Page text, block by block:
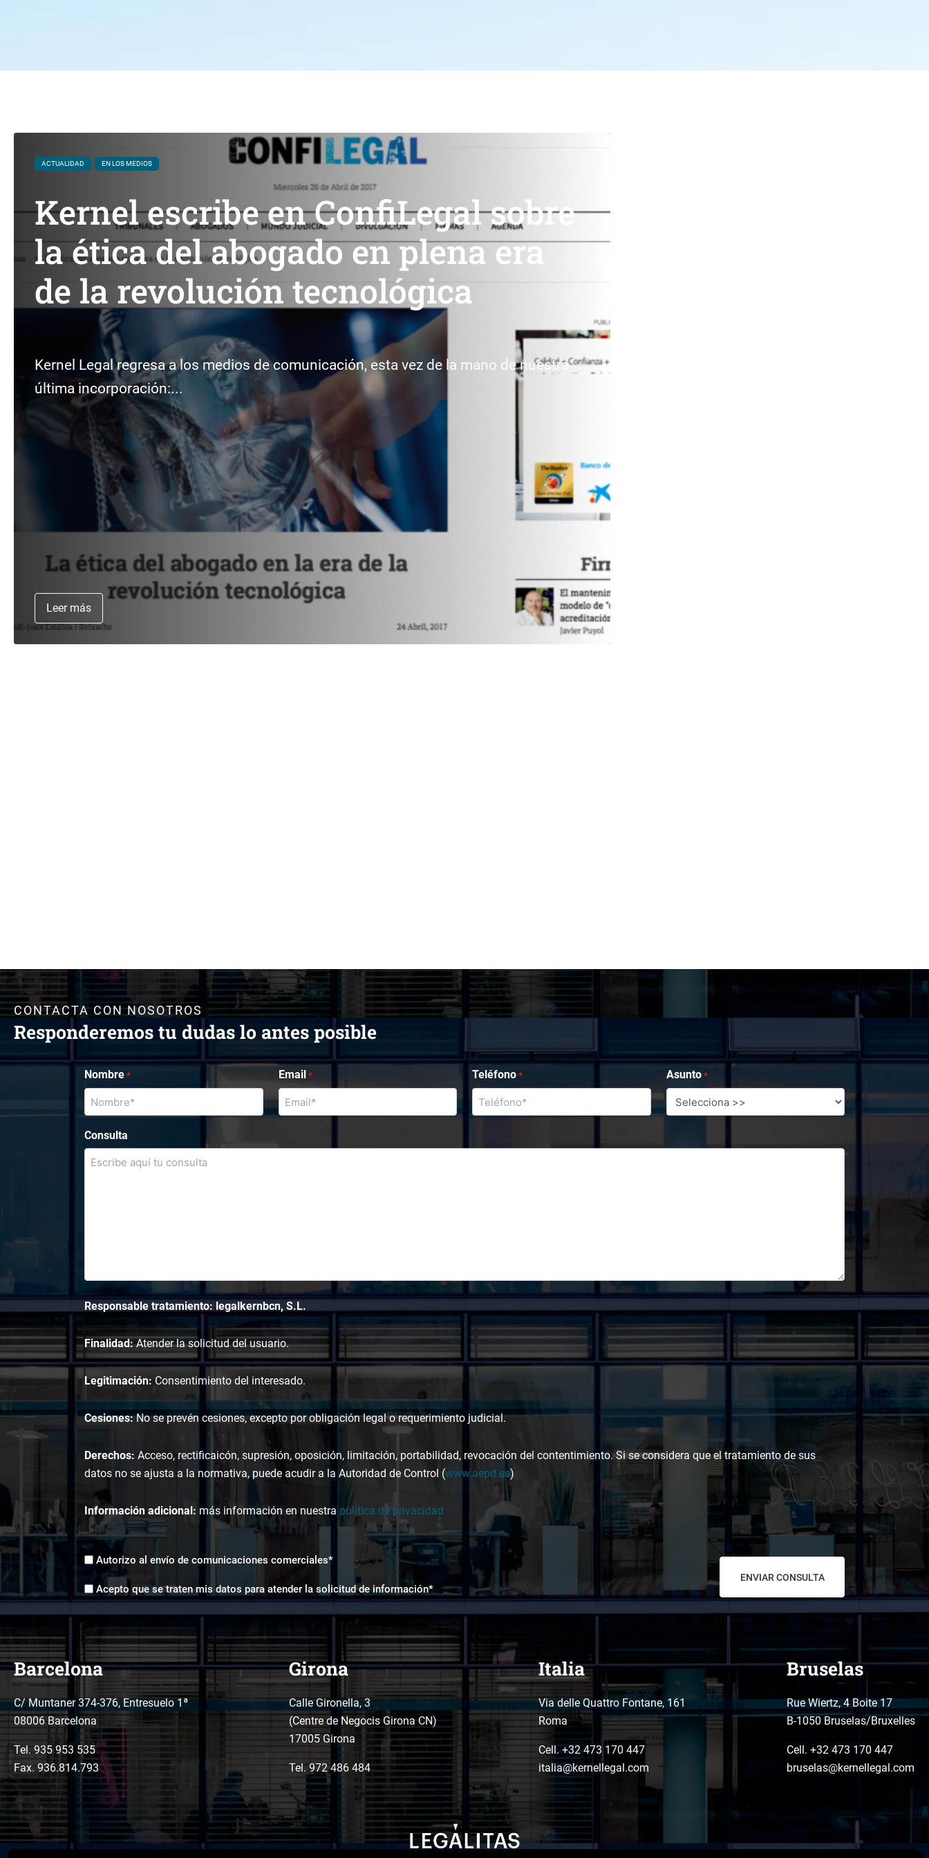
ACTUALIDAD EN LOS MEDIOS
Kernel escribe en ConfiLegal sobre
la ética del abogado en plena era
de la revolución tecnológica
Kernel Legal regresa a los medios de comunicación, esta vez de la mano de nuestra
última incorporación:...
Leer más
CONTACTA CON NOSOTROS
Responderemos tu dudas lo antes posible
Nombre * Email * Teléfono * Asunto *
Consulta
Responsable tratamiento: legalkernbcn, S.L.
Finalidad:Atender la solicitud del usuario.
Legitimación: Consentimiento del interesado.
Cesiones:No se prevén cesiones, excepto por obligación legal o requerimiento judicial.
Derechos: Acceso, rectificaicón, supresión, oposición, limitación, portabilidad, revocación del contentimiento. Si se considera que el tratamiento de sus
datos no se ajusta a la normativa, puede acudir a la Autoridad de Control (www.aepd.es)
Información adicional: más información en nuestra política de privacidad
Envíos
comerciales
*
Autorizo al envío de comunicaciones comerciales*
Aceptación
tratamiento
de
*
Acepto que se traten mis datos para atender la solicitud de información*
Barcelona
C/ Muntaner 374-376, Entresuelo 1ª
08006 Barcelona
Tel. 935 953 535
Fax. 936.814.793
Girona
Calle Gironella, 3
(Centre de Negocis Girona CN)
17005 Girona
Tel.972 486 484
Italia
Via delle Quattro Fontane, 161
Roma
Cell. +32 473 170 447
italia@kernellegal.com
Bruselas
Rue Wiertz, 4 Boite 17
B-1050 Bruselas/Bruxelles
Cell. +32 473 170 447
bruselas@kernellegal.com